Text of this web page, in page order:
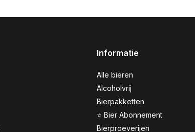
Informatie
Alle bieren
Alcoholvrij
Bierpakketten
⭐ Bier Abonnement
Bierproeverijen